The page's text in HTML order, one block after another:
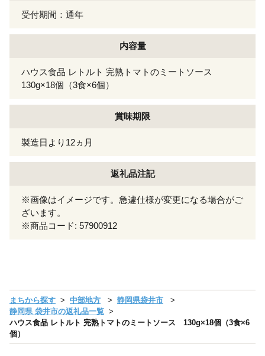
受付期間：通年
内容量
ハウス食品 レトルト 完熟トマトのミートソース
130g×18個（3食×6個）
賞味期限
製造日より12ヵ月
返礼品注記
※画像はイメージです。急遽仕様が変更になる場合がご
ざいます。
※商品コード: 57900912
まちから探す 中部地方
静岡県袋井市
静岡県 袋井市の返礼品一覧
ハウス食品 レトルト 完熟トマトのミートソース 130g×18個（3食×6
個）